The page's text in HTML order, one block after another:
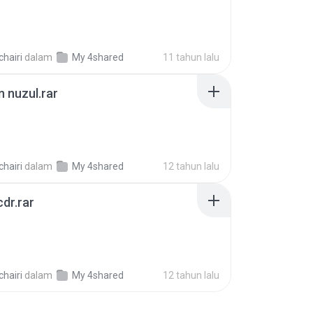
dalam My 4shared 11 tahun lalu
nuzul.rar
dalam My 4shared 12 tahun lalu
dalam My 4shared 12 tahun lalu